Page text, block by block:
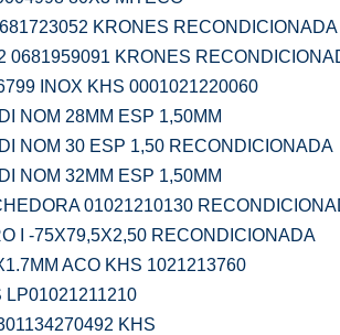
KRONES RECONDICIONADA
0681959091 KRONES
INOX KHS 0001021220060
NOM 28MM ESP 1,50MM
NOM 30 ESP 1,50 RECONDICIONADA
NOM 32MM ESP 1,50MM
01021210130
I -75X79,5X2,50 RECONDICIONADA
ACO KHS 1021213760
LP01021211210
KHS